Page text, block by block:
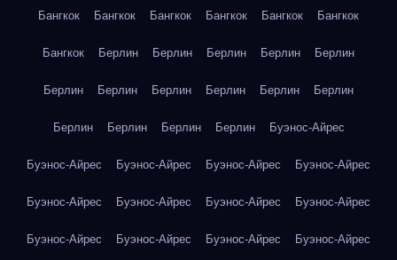
Бангкок Бангкок Бангкок Бангкок Бангкок Бангкок
Бангкок Берлин Берлин Берлин Берлин Берлин
Берлин Берлин Берлин Берлин Берлин Берлин
Берлин Берлин Берлин Берлин Буэнос-Айрес
Буэнос-Айрес Буэнос-Айрес Буэнос-Айрес Буэнос-Айрес
Буэнос-Айрес Буэнос-Айрес Буэнос-Айрес Буэнос-Айрес
Буэнос-Айрес Буэнос-Айрес Буэнос-Айрес Буэнос-Айрес